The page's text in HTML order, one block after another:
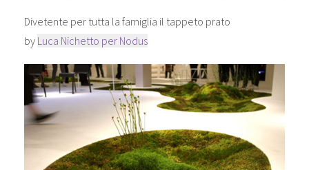
Divetente per tutta la famiglia il tappeto prato
by Luca Nichetto per Nodus